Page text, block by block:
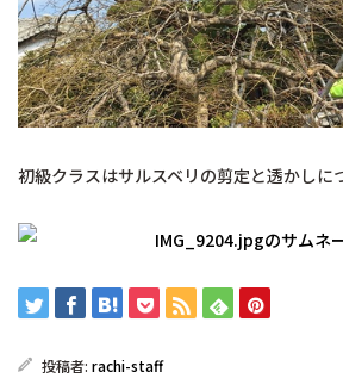
初級クラスはサルスベリの剪定と透かしに
投稿者: rachi-staff